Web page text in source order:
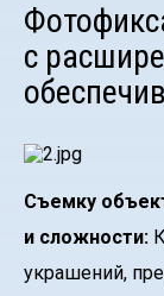
с
Съемку
и сложности:
украшений,